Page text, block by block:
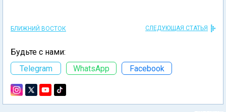
БЛИЖНИЙ ВОСТОК СЛЕДУЮЩАЯ СТАТЬЯ
Будьте с нами:
Telegram
WhatsApp Facebook